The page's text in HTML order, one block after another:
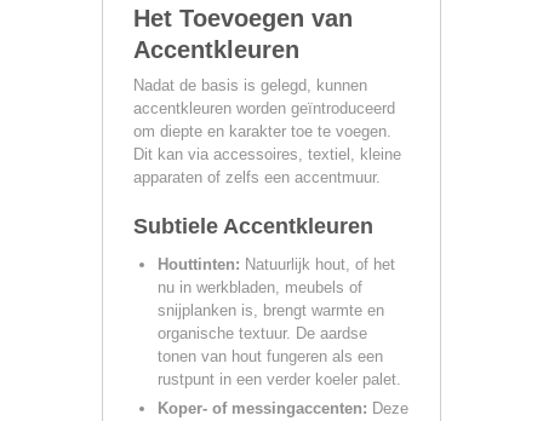
Het Toevoegen van
Accentkleuren
Nadat de basis is gelegd, kunnen
accentkleuren worden geïntroduceerd
om diepte en karakter toe te voegen.
Dit kan via accessoires, textiel, kleine
apparaten of zelfs een accentmuur.
Subtiele Accentkleuren
Houttinten: Natuurlijk hout, of het
nu in werkbladen, meubels of
snijplanken is, brengt warmte en
organische textuur. De aardse
tonen van hout fungeren als een
rustpunt in een verder koeler palet.
Koper- of messingaccenten: Deze